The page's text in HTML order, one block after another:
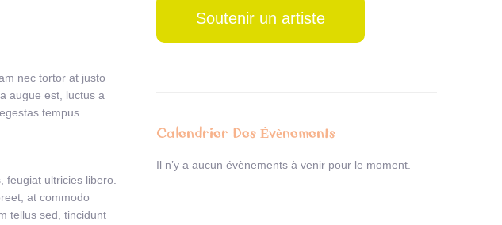
nec tortor at justo
augue est, luctus a
tempus.
ultricies libero.
at commodo
tellus sed, tincidunt
Soutenir un artiste
Calendrier Des Évènements
Il n’y a aucun évènements à venir pour le moment.